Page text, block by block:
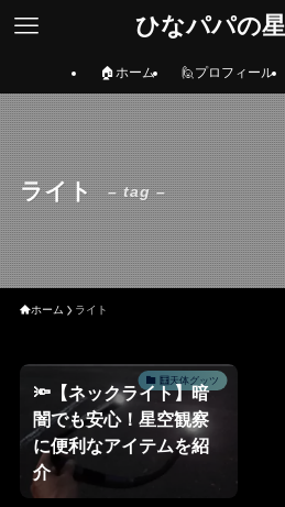
ひなパパの
🏠ホーム 🙋プロフィール
ライト – tag –
ホーム ライト
🧮天体グッツ
🔦【ネックライト】暗
闇でも安心！星空観察
に便利なアイテムを紹
介